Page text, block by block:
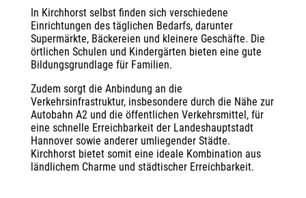
In Kirchhorst selbst finden sich verschiedene
Einrichtungen des täglichen Bedarfs, darunter
Supermärkte, Bäckereien und kleinere Geschäfte. Die
örtlichen Schulen und Kindergärten bieten eine gute
Bildungsgrundlage für Familien.
Zudem sorgt die Anbindung an die
Verkehrsinfrastruktur, insbesondere durch die Nähe zur
Autobahn A2 und die öffentlichen Verkehrsmittel, für
eine schnelle Erreichbarkeit der Landeshauptstadt
Hannover sowie anderer umliegender Städte.
Kirchhorst bietet somit eine ideale Kombination aus
ländlichem Charme und städtischer Erreichbarkeit.